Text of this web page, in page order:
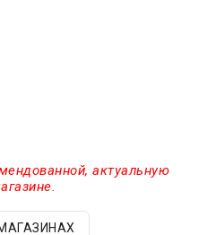
актуальную